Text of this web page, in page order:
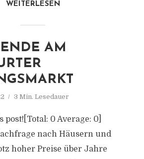
WEITERLESEN
AM
3 Min. Lesedauer
post![Total: 0 Average: 0]
nach Häusern und
hoher Preise über Jahre